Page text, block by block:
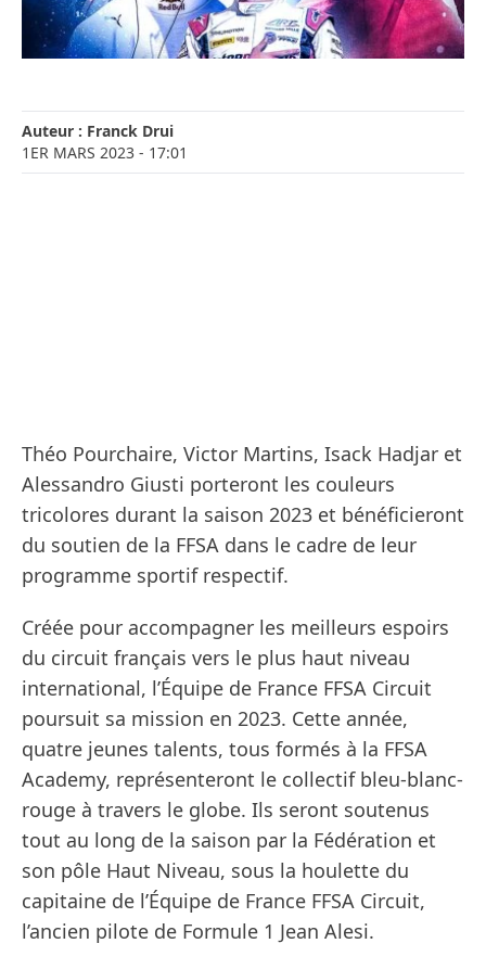
Auteur : Franck Drui
1ER MARS 2023 - 17:01
Théo Pourchaire, Victor Martins, Isack Hadjar et
Alessandro Giusti porteront les couleurs
tricolores durant la saison 2023 et bénéficieront
du soutien de la FFSA dans le cadre de leur
programme sportif respectif.
Créée pour accompagner les meilleurs espoirs
du circuit français vers le plus haut niveau
international, l’Équipe de France FFSA Circuit
poursuit sa mission en 2023. Cette année,
quatre jeunes talents, tous formés à la FFSA
Academy, représenteront le collectif bleu-blanc-
rouge à travers le globe. Ils seront soutenus
tout au long de la saison par la Fédération et
son pôle Haut Niveau, sous la houlette du
capitaine de l’Équipe de France FFSA Circuit,
l’ancien pilote de Formule 1 Jean Alesi.